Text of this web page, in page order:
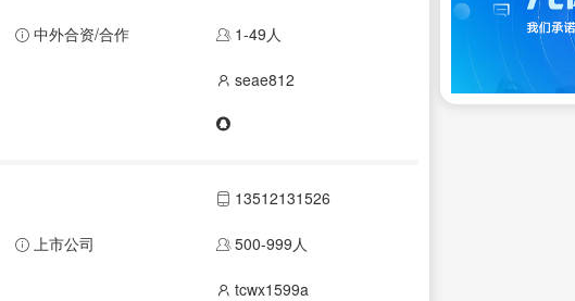
中外合资/合作 1-49人
seae812
13512131526
上市公司 500-999人
tcwx1599a